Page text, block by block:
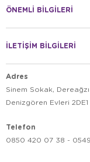
ÖNEMLİ BİLGİLERİ
İLETİŞİM BİLGİLERİ
Adres
Sinem Sokak,
Denizgören Evleri
Telefon
0850 420 07 38 - 0549